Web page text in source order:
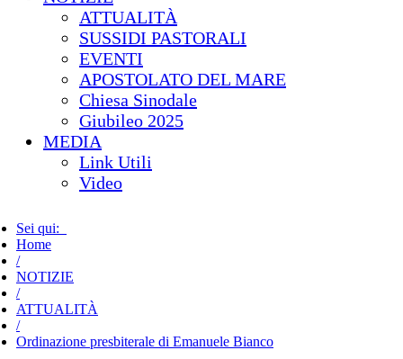
ATTUALITÀ
SUSSIDI PASTORALI
EVENTI
APOSTOLATO DEL MARE
Chiesa Sinodale
Giubileo 2025
MEDIA
Link Utili
Video
Sei qui:
Home
/
NOTIZIE
/
ATTUALITÀ
/
Ordinazione presbiterale di Emanuele Bianco